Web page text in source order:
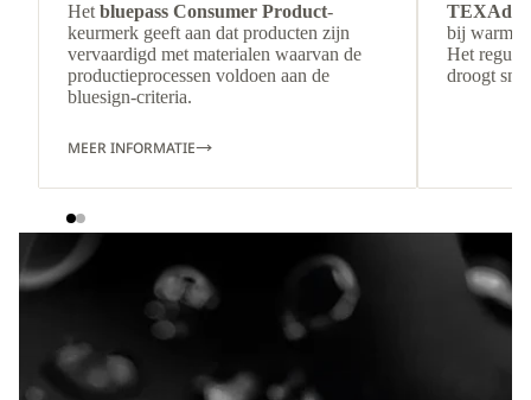
Het bluepass Consumer Product-
keurmerk geeft aan dat producten zijn
vervaardigd met materialen waarvan de
productieprocessen voldoen aan de
bluesign-criteria.
MEER INFORMATIE
TEXAdri
bij warmer
Het
droogt